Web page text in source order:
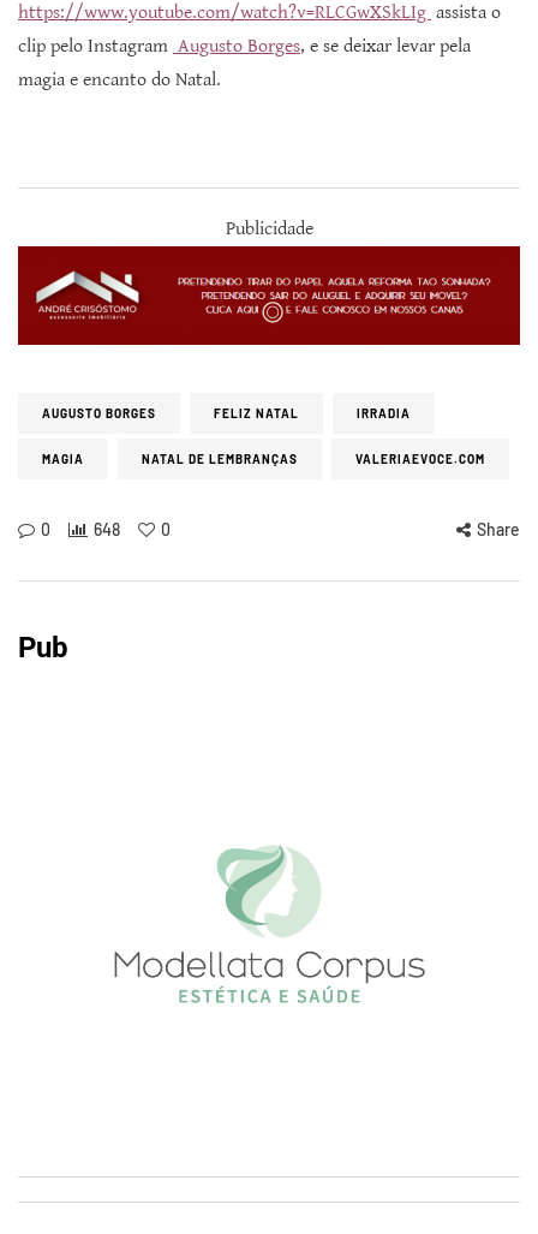
https://www.youtube.com/watch?v=RLCGwXSkLIg assista o
clip pelo Instagram Augusto Borges, e se deixar levar pela
magia e encanto do Natal.
Publicidade
AUGUSTO BORGES FELIZ NATAL IRRADIA
MAGIA NATAL DE LEMBRANÇAS VALERIAEVOCE.COM
0 648 0 Share
Pub